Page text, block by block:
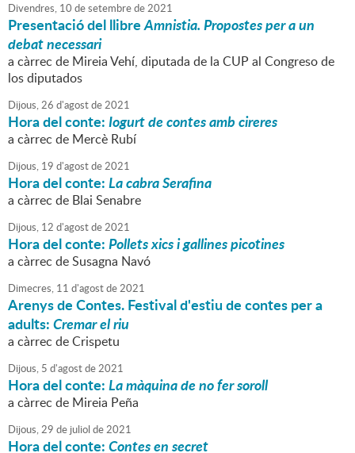
Divendres, 10 desetembrede2021
Presentació del llibreAmnistia. Propostes per a un
debat necessari
a càrrec de Mireia Vehí, diputada de la CUP al Congreso de
los diputados
Dijous,26 d'agostde2021
Hora del conte:Iogurt de contes amb cireres
a càrrec de Mercè Rubí
Dijous, 19 d'agostde2021
Hora del conte:La cabra Serafina
a càrrec de Blai Senabre
Dijous, 12 d'agostde2021
Hora del conte:Pollets xics i gallines picotines
a càrrec de Susagna Navó
Dimecres, 11 d'agostde2021
Arenys de Contes. Festival d'estiu de contes per a
adults:Cremar el riu
a càrrec de Crispetu
Dijous, 5 d'agostde2021
Hora del conte:La màquina de no fer soroll
a càrrec de Mireia Peña
Dijous,29 de juliol de2021
Hora del conte:Contes en secret